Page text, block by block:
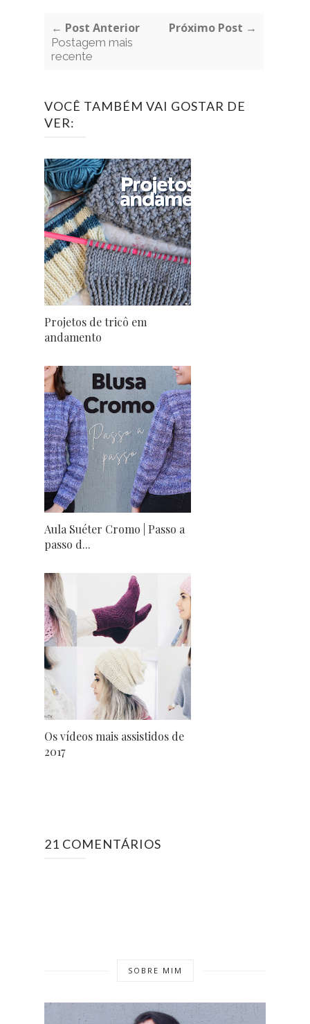
← Post Anterior
Postagem mais
recente
Próximo Post →
VOCÊ TAMBÉM VAI GOSTAR DE
VER:
Projetos de tricô em
andamento
Aula Suéter Cromo | Passo a
passo d...
Os vídeos mais assistidos de
2017
21 COMENTÁRIOS
SOBRE MIM